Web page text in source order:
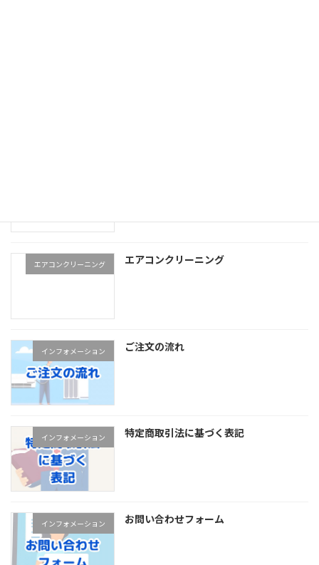
エアコンクリーニング エアコンクリーニング
インフォメーション ご注文の流れ
インフォメーション 特定商取引法に基づく表記
インフォメーション お問い合わせフォーム